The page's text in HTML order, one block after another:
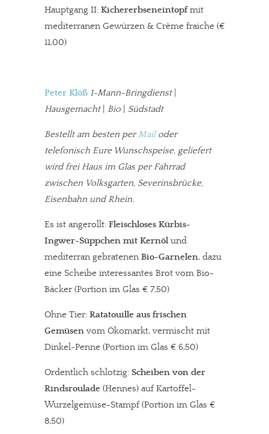
Hauptgang II: Kichererbseneintopfmit
mediterranen Gewürzen & Crème fraiche (€
11,00)
Peter Klöß 1-Mann-Bringdienst|
Hausgemacht| Bio Südstadt
Bestellt am besten perMailoder
telefonisch Eure Wunschspeise, geliefert
wird frei Haus im Glas per Fahrrad
zwischen Volksgarten, Severinsbrücke,
Eisenbahn und Rhein.
Es ist angerollt: Fleischloses Kürbis-
Ingwer-Süppchen mit Kernölund
mediterran gebratenen Bio-Garnelen, dazu
eine Scheibe interessantes Brot vom Bio-
Bäcker (Portion im Glas € 7,50)
Ohne Tier: Ratatouille aus frischen
Gemüsen vom Ökomarkt, vermischt mit
Dinkel-Penne (Portion im Glas € 6,50)
Ordentlich schlotzig: Scheiben von der
Rindsroulade (Hennes) auf Kartoffel-
Wurzelgemüse-Stampf (Portion im Glas €
8,50)